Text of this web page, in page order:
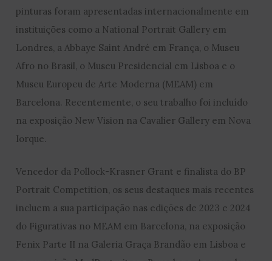
pinturas foram apresentadas internacionalmente em
instituições como a National Portrait Gallery em
Londres, a Abbaye Saint André em França, o Museu
Afro no Brasil, o Museu Presidencial em Lisboa e o
Museu Europeu de Arte Moderna (MEAM) em
Barcelona. Recentemente, o seu trabalho foi incluído
na exposição New Vision na Cavalier Gallery em Nova
Iorque.
Vencedor da Pollock-Krasner Grant e finalista do BP
Portrait Competition, os seus destaques mais recentes
incluem a sua participação nas edições de 2023 e 2024
do Figurativas no MEAM em Barcelona, na exposição
Fenix Parte II na Galeria Graça Brandão em Lisboa e